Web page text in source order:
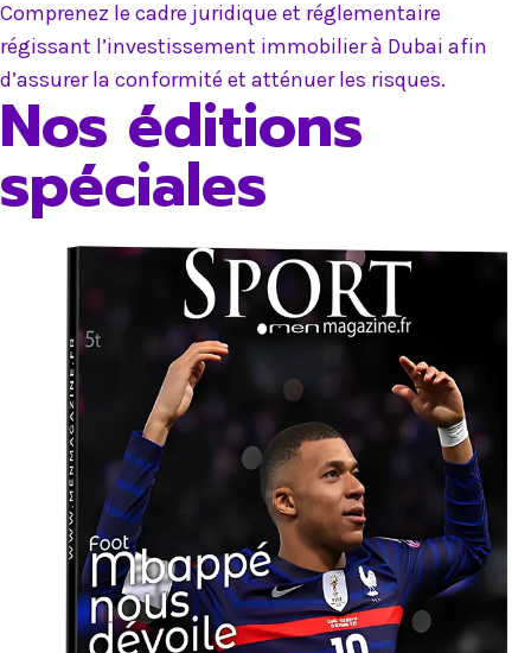
Comprenez le cadre juridique et réglementaire
régissant l’investissement immobilier à Dubai afin
d’assurer la conformité et atténuer les risques.
Nos éditions
spéciales